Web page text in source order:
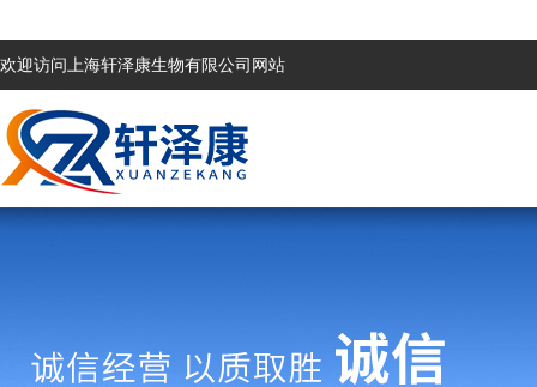
欢迎访问上海轩泽康生物有限公司网站